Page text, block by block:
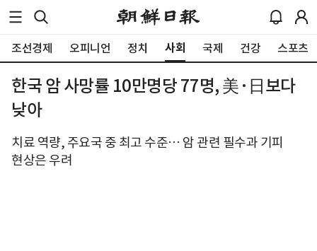
조선경제 오피니언 정치 사회 국제 건강 스포츠
한국 암 사망률 10만명당 77명, 美·日보다
낮아
치료 역량, 주요국 중 최고 수준… 암 관련 필수과 기피
현상은 우려